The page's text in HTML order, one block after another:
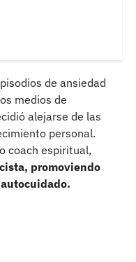
de ansiedad
medios de
alejarse de las
personal.
coach espiritual,
promoviendo